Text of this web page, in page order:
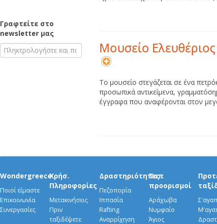
Γραφτείτε στο
newsletter μας
Μουσείο
Το μουσείο στεγάζεται σε ένα
προσωπικά αντικείμενα,
έγγραφα που αναφέρονται στον
Wondergreece
Ποιοί είμαστε
Επικοινωνία
Συνεργασίες
Χρήσ.
Πληροφορίες
Μετακινήσεις
Πριν
ταξιδέψετε
Δραστηριότητες
Πεζοπορία
Ιππασία
Rafting
Αναρρίχηση
Τοπ
προορισμοί
Αράχωβα
Νυμφαίο
Άγιος